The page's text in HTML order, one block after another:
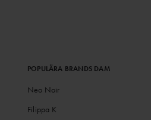
POPULÄRA BRANDS DAM
Neo Noir
Filippa K